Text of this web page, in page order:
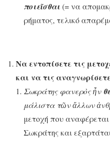
ποιεῖσθαι(= να
ρήματος, τελικό
Να εντοπίσετε τις
και να τις
Σωκράτης φανερὸς ἦν
μάλιστα τῶν ἄλλων
μετοχή που
Σωκράτης και